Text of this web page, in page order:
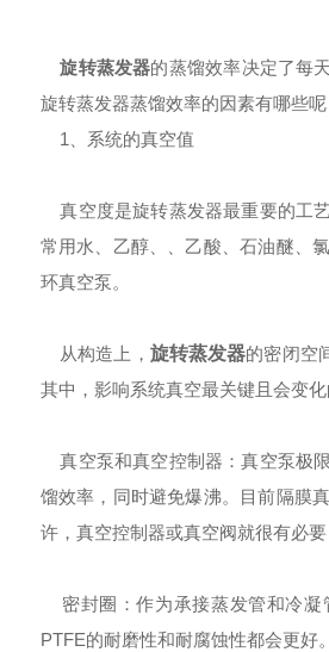
旋转蒸发器的蒸馏效率决定了每
旋转蒸发器蒸馏效率的因素有哪些呢
1、系统的真空值
真空度是旋转蒸发器最重要的工
常用水、乙醇、、乙酸、石油醚、
环真空泵。
从构造上， 旋转蒸发器的密闭空
其中，影响系统真空最关键且会变
真空泵和真空控制器：真空泵极
馏效率，同时避免爆沸。目前隔膜
许，真空控制器或真空阀就很有必
密封圈：作为承接蒸发管和冷凝
PTFE的耐磨性和耐腐蚀性都会更好